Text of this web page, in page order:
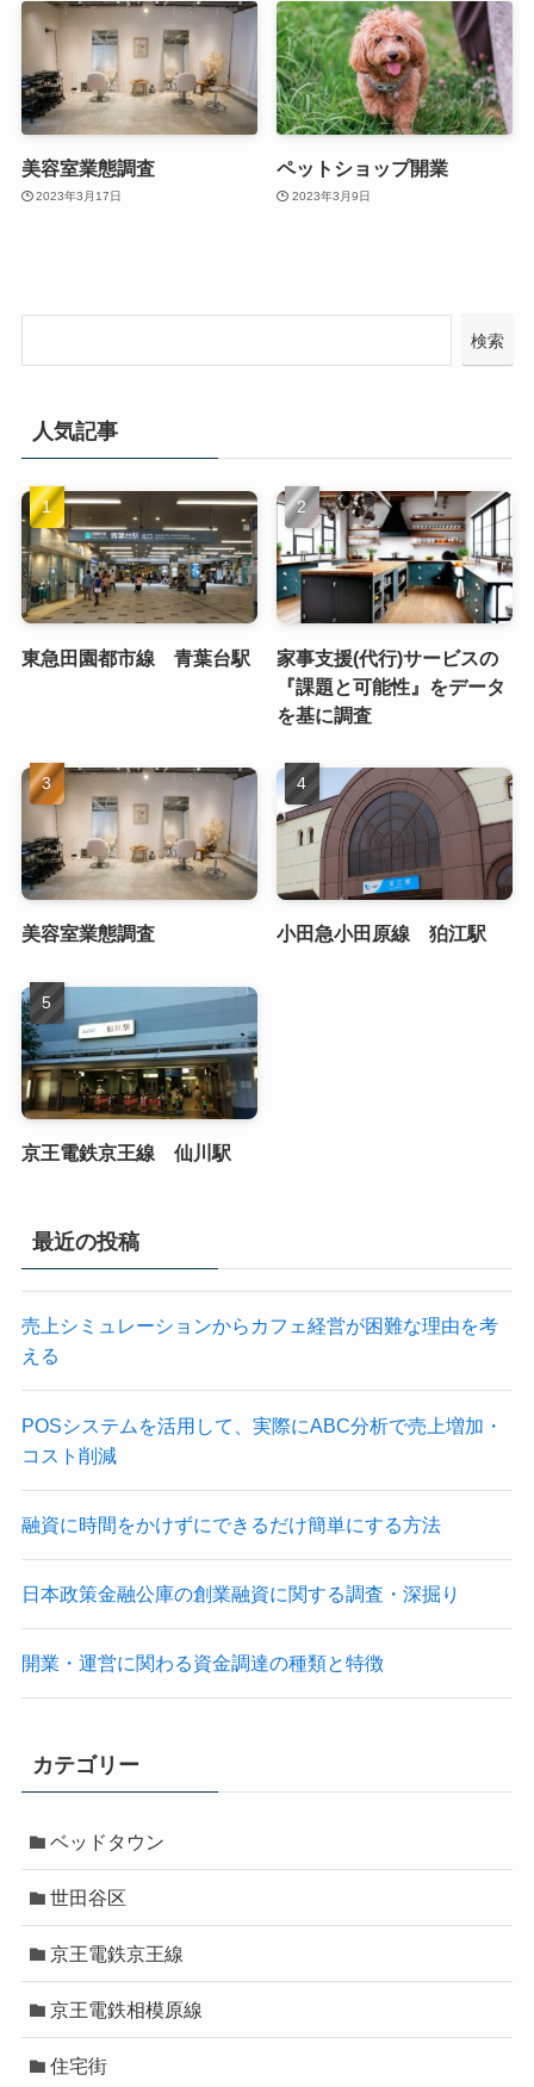
美容室業態調査
2023年3月17日
ペットショップ開業
2023年3月9日
検索
人気記事
東急田園都市線 青葉台駅
家事支援(代行)サービスの
『課題と可能性』をデータ
を基に調査
美容室業態調査 小田急小田原線 狛江駅
京王電鉄京王線 仙川駅
最近の投稿
売上シミュレーションからカフェ経営が困難な理由を考
える
POSシステムを活用して、実際にABC分析で売上増加・
コスト削減
融資に時間をかけずにできるだけ簡単にする方法
日本政策金融公庫の創業融資に関する調査・深掘り
開業・運営に関わる資金調達の種類と特徴
カテゴリー
ベッドタウン
世田谷区
京王電鉄京王線
京王電鉄相模原線
住宅街